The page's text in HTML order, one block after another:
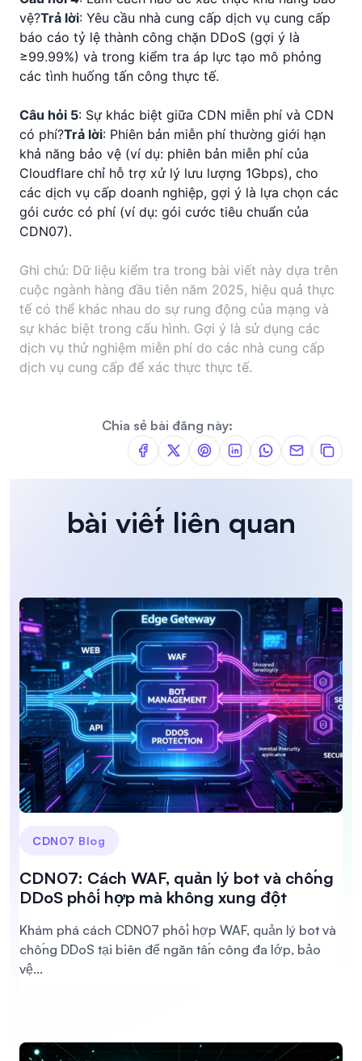
vệ?Trả lời: Yêu cầu nhà cung cấp dịch vụ cung cấp
báo cáo tỷ lệ thành công chặn DDoS (gợi ý là
≥99.99%) và trong kiểm tra áp lực tạo mô phỏng
các tình huống tấn công thực tế.
Câu hỏi 5: Sự khác biệt giữa CDN miễn phí và CDN
có phí?Trả lời: Phiên bản miễn phí thường giới hạn
khả năng bảo vệ (ví dụ: phiên bản miễn phí của
Cloudflare chỉ hỗ trợ xử lý lưu lượng 1Gbps), cho
các dịch vụ cấp doanh nghiệp, gợi ý là lựa chọn các
gói cước có phí (ví dụ: gói cước tiêu chuẩn của
CDN07).
Ghi chú: Dữ liệu kiểm tra trong bài viết này dựa trên
cuộc ngành hàng đầu tiên năm 2025, hiệu quả thực
tế có thể khác nhau do sự rung động của mạng và
sự khác biệt trong cấu hình. Gợi ý là sử dụng các
dịch vụ thử nghiệm miễn phí do các nhà cung cấp
dịch vụ cung cấp để xác thực thực tế.
Chia sẻ bài đăng này:
bài viết liên quan
CDN07 Blog
CDN07: Cách WAF, quản lý bot và chống
DDoS phối hợp mà không xung đột
Khám phá cách CDN07 phối hợp WAF, quản lý bot và
chống DDoS tại biên để ngăn tấn công đa lớp, bảo
vệ...